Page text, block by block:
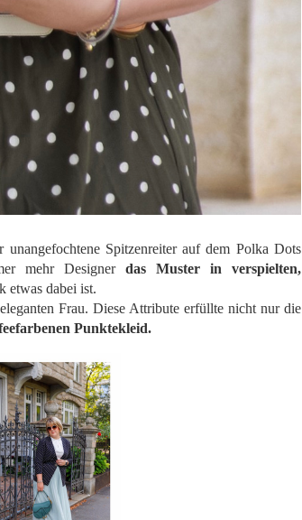
unangefochtene Spitzenreiter auf dem Polka Dots
mehr Designer das Muster in verspielten,
etwas dabei ist.
Frau. Diese Attribute erfüllte nicht nur die
Punktekleid.